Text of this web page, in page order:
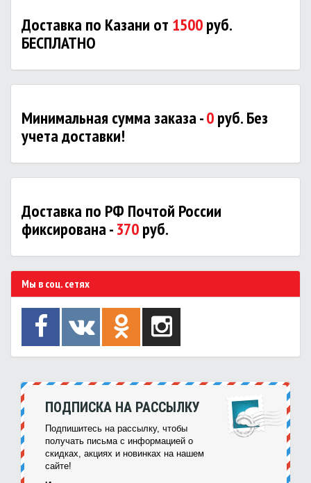
Доставка по Казани от 1500руб.
БЕСПЛАТНО
Минимальная сумма заказа -0руб. Без
учета доставки!
Доставка по РФ Почтой России
фиксирована -370руб.
Мы в соц. сетях
ПОДПИСКА НА РАССЫЛКУ
Подпишитесь на рассылку, чтобы
получать письма с информацией о
скидках, акциях и новинках на нашем
сайте!